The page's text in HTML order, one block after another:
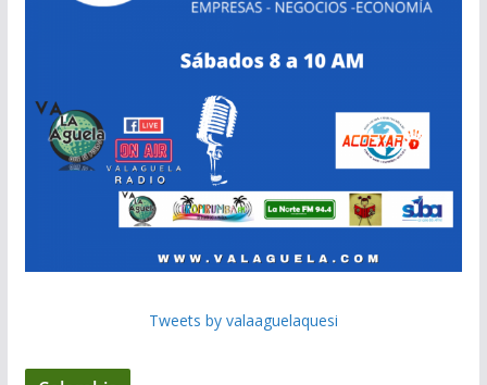
Tweets by valaaguelaquesi